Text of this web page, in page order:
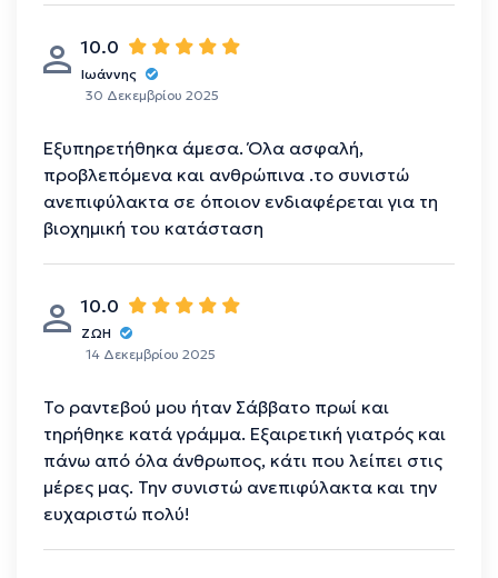
10.0
Ιωάννης
30 Δεκεμβρίου 2025
Εξυπηρετήθηκα άμεσα. Όλα ασφαλή,
προβλεπόμενα και ανθρώπινα .το συνιστώ
ανεπιφύλακτα σε όποιον ενδιαφέρεται για τη
βιοχημική του κατάσταση
10.0
ΖΩΗ
14 Δεκεμβρίου 2025
Το ραντεβού μου ήταν Σάββατο πρωί και
τηρήθηκε κατά γράμμα. Εξαιρετική γιατρός και
πάνω από όλα άνθρωπος, κάτι που λείπει στις
μέρες μας. Την συνιστώ ανεπιφύλακτα και την
ευχαριστώ πολύ!